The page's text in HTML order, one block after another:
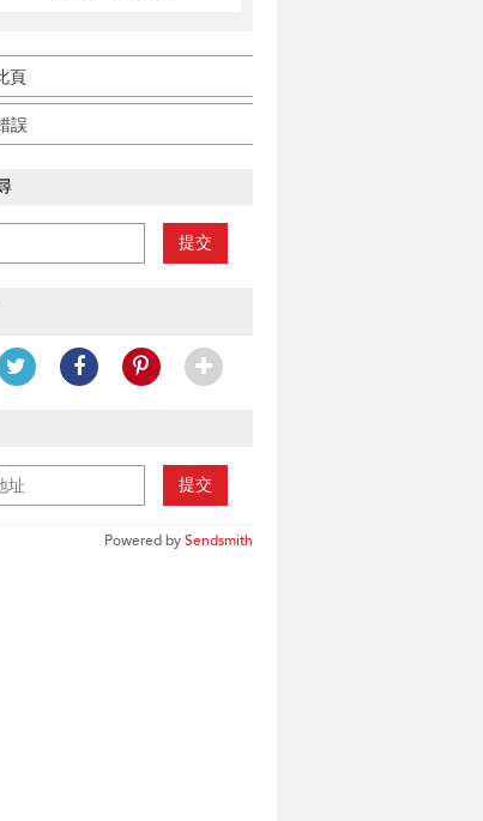
頁
誤
提交
提交
Powered bySendsmith